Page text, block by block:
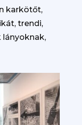
karkötőt,
trendi,
lányoknak,